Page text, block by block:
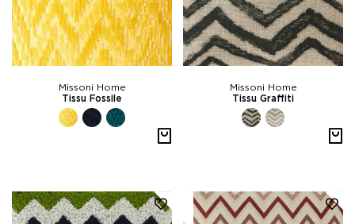
Missoni Home
Tissu Fossile
Missoni Home
Tissu Graffiti